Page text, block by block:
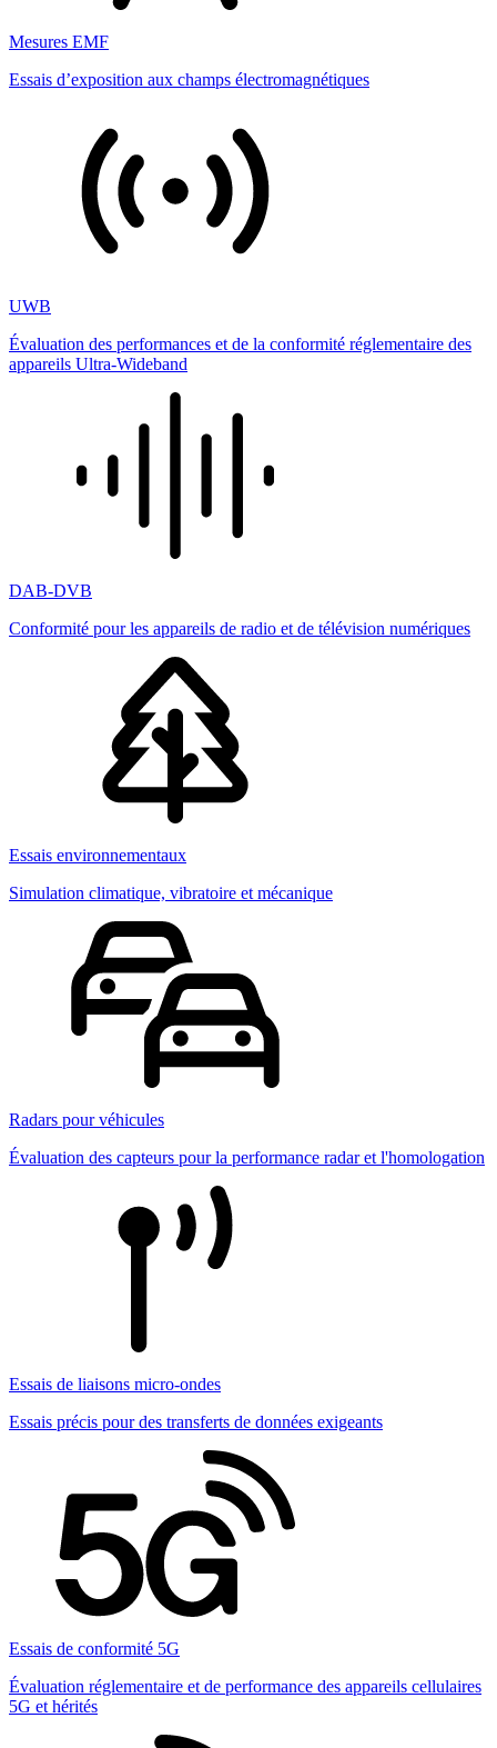
Mesures EMF
Essais d’exposition aux champs électromagnétiques
UWB
Évaluation des performances et de la conformité réglementaire des
appareils Ultra-Wideband
DAB-DVB
Conformité pour les appareils de radio et de télévision numériques
Essais environnementaux
Simulation climatique, vibratoire et mécanique
Radars pour véhicules
Évaluation des capteurs pour la performance radar et l'homologation
Essais de liaisons micro-ondes
Essais précis pour des transferts de données exigeants
Essais de conformité 5G
Évaluation réglementaire et de performance des appareils cellulaires
5G et hérités